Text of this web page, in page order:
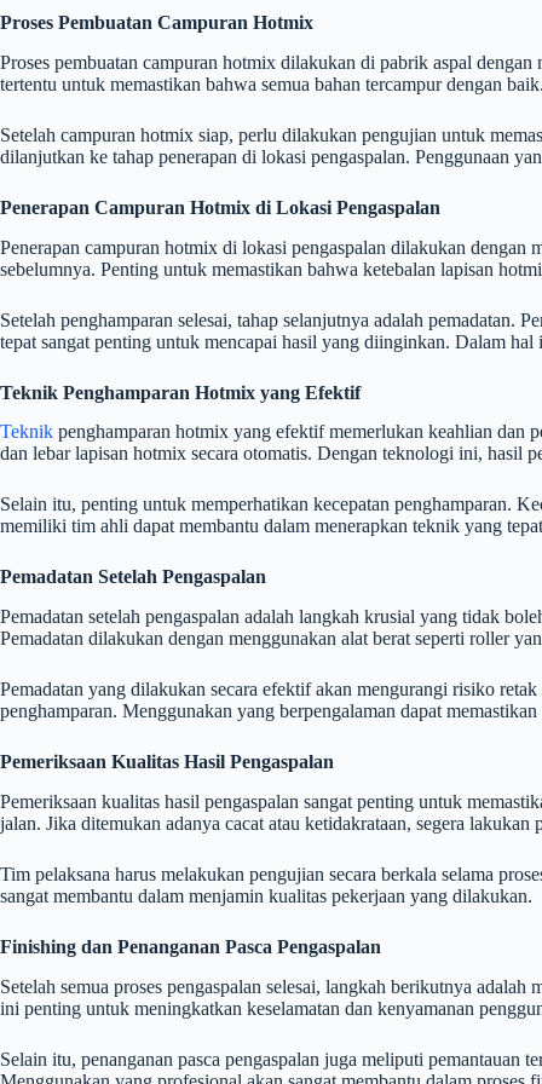
Proses Pembuatan Campuran Hotmix
Proses pembuatan campuran hotmix dilakukan di pabrik aspal dengan
tertentu untuk memastikan bahwa semua bahan tercampur dengan
Setelah campuran hotmix siap, perlu dilakukan pengujian untuk
dilanjutkan ke tahap penerapan di lokasi pengaspalan. Penggunaan
Penerapan Campuran Hotmix di Lokasi Pengaspalan
Penerapan campuran hotmix di lokasi pengaspalan dilakukan dengan
sebelumnya. Penting untuk memastikan bahwa ketebalan lapisan
Setelah penghamparan selesai, tahap selanjutnya adalah pemadatan.
tepat sangat penting untuk mencapai hasil yang diinginkan. Dalam
Teknik Penghamparan Hotmix yang Efektif
Teknik penghamparan hotmix yang efektif memerlukan keahlian dan
dan lebar lapisan hotmix secara otomatis. Dengan teknologi ini, hasil
Selain itu, penting untuk memperhatikan kecepatan penghamparan.
memiliki tim ahli dapat membantu dalam menerapkan teknik yang
Pemadatan Setelah Pengaspalan
Pemadatan setelah pengaspalan adalah langkah krusial yang tidak
Pemadatan dilakukan dengan menggunakan alat berat seperti roller
Pemadatan yang dilakukan secara efektif akan mengurangi risiko
penghamparan. Menggunakan yang berpengalaman dapat
Pemeriksaan Kualitas Hasil Pengaspalan
Pemeriksaan kualitas hasil pengaspalan sangat penting untuk
jalan. Jika ditemukan adanya cacat atau ketidakrataan, segera lakukan
Tim pelaksana harus melakukan pengujian secara berkala selama
sangat membantu dalam menjamin kualitas pekerjaan yang dilakukan.
Finishing dan Penanganan Pasca Pengaspalan
Setelah semua proses pengaspalan selesai, langkah berikutnya
ini penting untuk meningkatkan keselamatan dan kenyamanan
Selain itu, penanganan pasca pengaspalan juga meliputi